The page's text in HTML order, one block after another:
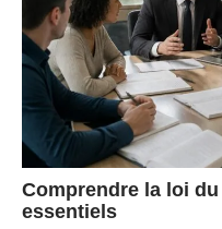
Comprendre la loi
essentiels